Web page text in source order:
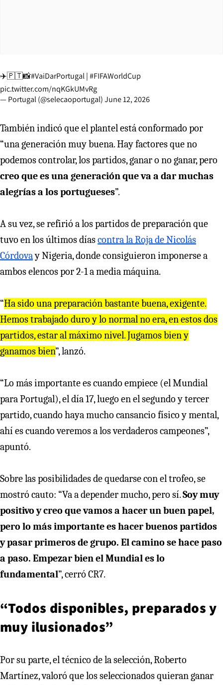
✈️🇵🇹📸#VaiDarPortugal|#FIFAWorldCup
pic.twitter.com/nqKGkUMvRg
— Portugal (@selecaoportugal)June 12, 2026
También indicó que el plantel está conformado por
“una generación muy buena. Hay factores que no
podemos controlar, los partidos, ganar o no ganar, pero
creo que es una generación que va a dar muchas
alegrías a los portugueses”.
A su vez, se refirió a los partidos de preparación que
tuvo en los últimos díascontra la Roja de Nicolás
Córdovay Nigeria, donde consiguieron imponerse a
ambos elencos por 2-1 a media máquina.
“Ha sido una preparación bastante buena, exigente.
Hemos trabajado duro y lo normal no era, en estos dos
partidos, estar al máximo nivel. Jugamos bien y
ganamos bien”, lanzó.
“Lo más importante es cuando empiece (el Mundial
para Portugal), el día 17, luego en el segundo y tercer
partido, cuando haya mucho cansancio físico y mental,
ahí es cuando veremos a los verdaderos campeones”,
apuntó.
Sobre las posibilidades de quedarse con el trofeo, se
mostró cauto: “Va a depender mucho, pero sí.Soy muy
positivo y creo que vamos a hacer un buen papel,
pero lo más importante es hacer buenos partidos
y pasar primeros de grupo. El camino se hace paso
a paso. Empezar bien el Mundial es lo
fundamental”, cerró CR7.
“Todos disponibles, preparados y
muy ilusionados”
Por su parte, el técnico de la selección, Roberto
Martínez, valoró que los seleccionados quieran ganar